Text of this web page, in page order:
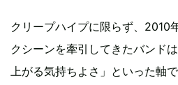
クリープハイプに限らず、2010
クシーンを牽引してきたバンド
上がる気持ちよさ」といった軸